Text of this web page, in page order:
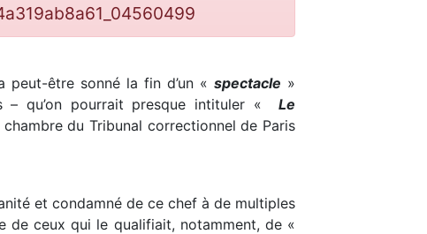
peut-être sonné la fin d’un « spectacle »
– qu’on pourrait presque intituler « Le
du Tribunal correctionnel de Paris
et condamné de ce chef à de multiples
de ceux qui le qualifiait, notamment, de «